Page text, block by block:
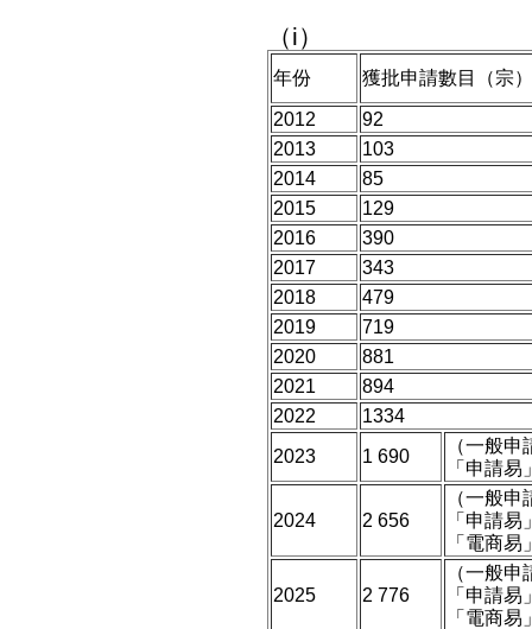
（i）
年份 獲批申請數目（宗）
2012
92
2013
103
2014
85
2015
129
2016
390
2017
343
2018
479
2019
719
2020
881
2021
894
2022
1334
2023
1 690
（一般
「申請
2024 2 656
（一般
「申請
「電商易
2025 2 776
（一般
「申請
「電商